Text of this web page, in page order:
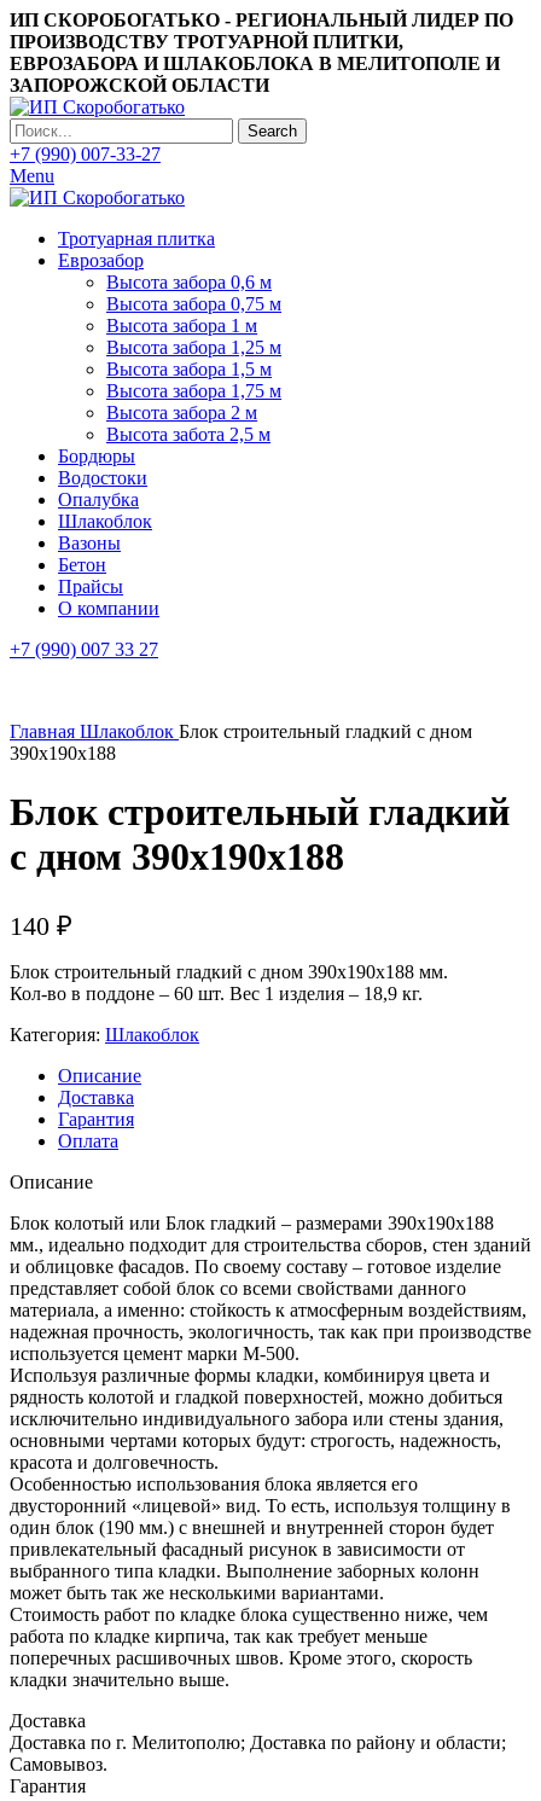
ИП СКОРОБОГАТЬКО - РЕГИОНАЛЬНЫЙ ЛИДЕР ПО
ПРОИЗВОДСТВУ ТРОТУАРНОЙ ПЛИТКИ,
ЕВРОЗАБОРА И ШЛАКОБЛОКА В МЕЛИТОПОЛЕ И
ЗАПОРОЖСКОЙ ОБЛАСТИ
Search
+7 (990) 007-33-27
Menu
Тротуарная плитка
Еврозабор
Высота забора 0,6 м
Высота забора 0,75 м
Высота забора 1 м
Высота забора 1,25 м
Высота забора 1,5 м
Высота забора 1,75 м
Высота забора 2 м
Высота забота 2,5 м
Бордюры
Водостоки
Опалубка
Шлакоблок
Вазоны
Бетон
Прайсы
О компании
+7 (990) 007 33 27
Главная Шлакоблок Блок строительный гладкий с дном
390х190х188
Блок строительный гладкий
с дном 390х190х188
140 ₽
Блок строительный гладкий с дном 390х190х188 мм.
Кол-во в поддоне – 60 шт. Вес 1 изделия – 18,9 кг.
Категория: Шлакоблок
Описание
Доставка
Гарантия
Оплата
Описание
Блок колотый или Блок гладкий – размерами 390х190х188
мм., идеально подходит для строительства сборов, стен зданий
и облицовке фасадов. По своему составу – готовое изделие
представляет собой блок со всеми свойствами данного
материала, а именно: стойкость к атмосферным воздействиям,
надежная прочность, экологичность, так как при производстве
используется цемент марки М-500.
Используя различные формы кладки, комбинируя цвета и
рядность колотой и гладкой поверхностей, можно добиться
исключительно индивидуального забора или стены здания,
основными чертами которых будут: строгость, надежность,
красота и долговечность.
Особенностью использования блока является его
двусторонний «лицевой» вид. То есть, используя толщину в
один блок (190 мм.) с внешней и внутренней сторон будет
привлекательный фасадный рисунок в зависимости от
выбранного типа кладки. Выполнение заборных колонн
может быть так же несколькими вариантами.
Стоимость работ по кладке блока существенно ниже, чем
работа по кладке кирпича, так как требует меньше
поперечных расшивочных швов. Кроме этого, скорость
кладки значительно выше.
Доставка
Доставка по г. Мелитополю; Доставка по району и области;
Самовывоз.
Гарантия